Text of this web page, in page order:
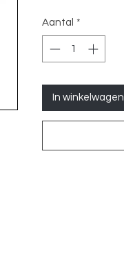
Aantal *
In winkelwagen